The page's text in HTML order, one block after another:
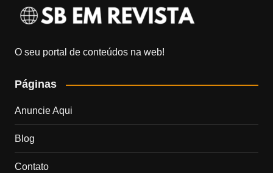
O seu portal de conteúdos na web!
Páginas
Anuncie Aqui
Blog
Contato